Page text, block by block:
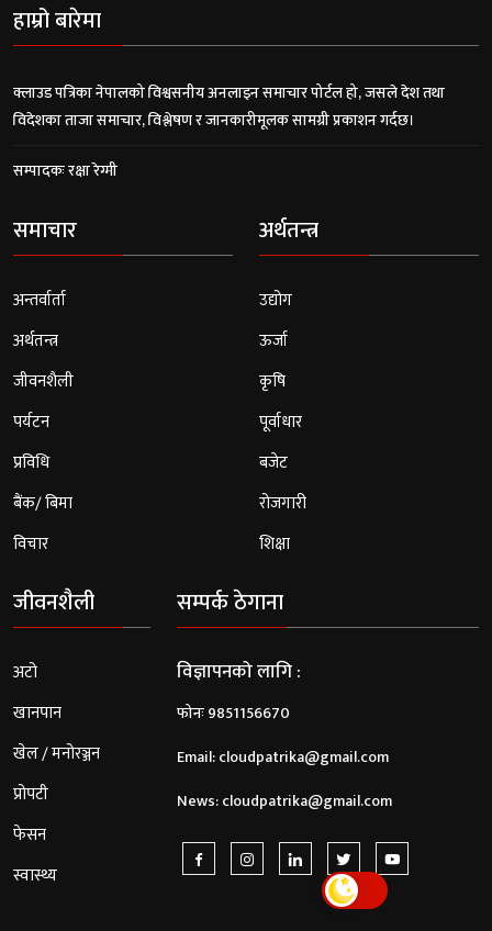
हाम्रो बारेमा
क्लाउड पत्रिका नेपालको विश्वसनीय अनलाइन समाचार पोर्टल हो, जसले देश तथा
विदेशका ताजा समाचार, विश्लेषण र जानकारीमूलक सामग्री प्रकाशन गर्दछ।
सम्पादकः रक्षा रेग्मी
समाचार
अन्तर्वार्ता
अर्थतन्त्र
जीवनशैली
पर्यटन
प्रविधि
बैंक/ बिमा
विचार
अर्थतन्त्र
उद्योग
ऊर्जा
कृषि
पूर्वाधार
बजेट
रोजगारी
शिक्षा
जीवनशैली
अटो
खानपान
खेल / मनोरञ्जन
प्रोपटी
फेसन
स्वास्थ्य
सम्पर्क ठेगाना
विज्ञापनको लागि :
फोनः 9851156670
Email:cloudpatrika@gmail.com
News:cloudpatrika@gmail.com